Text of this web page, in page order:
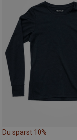
Du sparst 10%